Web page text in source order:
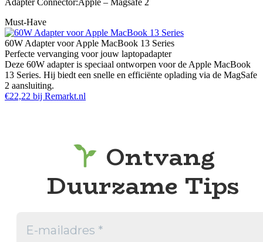
Must-Have
60W Adapter voor Apple MacBook 13 Series
Perfecte vervanging voor jouw laptopadapter
Deze 60W adapter is speciaal ontworpen voor de Apple MacBook
13 Series. Hij biedt een snelle en efficiënte oplading via de MagSafe
2 aansluiting.
€22,22 bij Remarkt.nl
Ontvang
Duurzame Tips